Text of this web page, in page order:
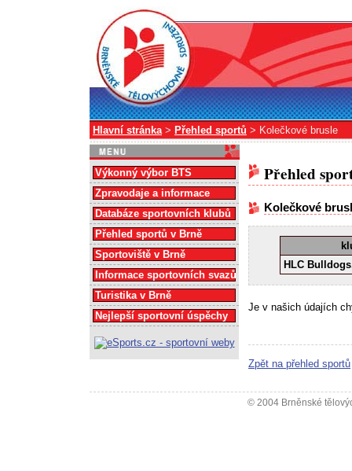
Hlavní stránka> Přehled sportů > Kolečkové brusle
Přehled
Kolečkové
HLC
Je v našich údajích
Zpět na přehled sportů
Výkonný výbor BTS
Zpravodaje a informace
Databáze sportovních klubů
Přehled sportů v Brně
Sportoviště v Brně
Informace sportovních svazů
Turistika v Brně
Nejlepší sportovní úspěchy
© 2004 Brněnské